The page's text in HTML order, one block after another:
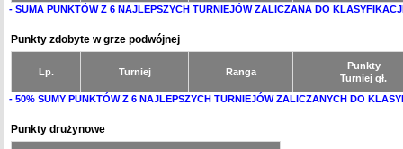
- SUMA PUNKTÓW Z 6 NAJLEPSZYCH TURNIEJÓW ZALICZANA DO
Punkty zdobyte w grze podwójnej
Lp. Turniej Ranga
Punkty
Turniej gł.
- 50% SUMY PUNKTÓW Z 6 NAJLEPSZYCH TURNIEJÓW ZALICZANYCH DO
Punkty drużynowe